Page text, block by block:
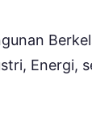
Energi,